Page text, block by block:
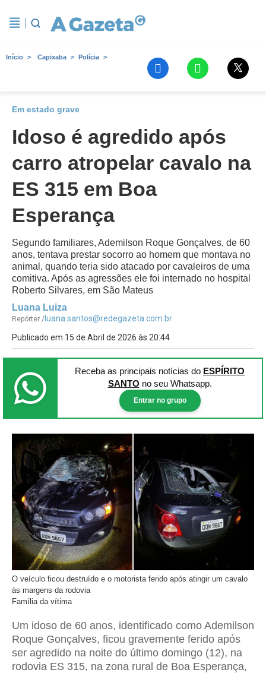
Início Capixaba Polícia
Em estado grave
Idoso é agredido após
carro atropelar cavalo na
ES 315 em Boa
Esperança
Segundo familiares, Ademilson Roque Gonçalves, de 60
anos, tentava prestar socorro ao homem que montava no
animal, quando teria sido atacado por cavaleiros de uma
comitiva. Após as agressões ele foi internado no hospital
Roberto Silvares, em São Mateus
Luana Luiza
Repórter / luana.santos@redegazeta.com.br
Publicado em 15 de Abril de 2026 às 20:44
Receba as principais notícias do ESPÍRITO
SANTO no seu Whatsapp.
Entrar no grupo
O veículo ficou destruído e o motorista ferido após atingir um cavalo
às margens da rodovia
Família da vítima
Um idoso de 60 anos, identificado como Ademilson
Roque Gonçalves, ficou gravemente ferido após
ser agredido na noite do último domingo (12), na
rodovia ES 315, na zona rural de Boa Esperança,